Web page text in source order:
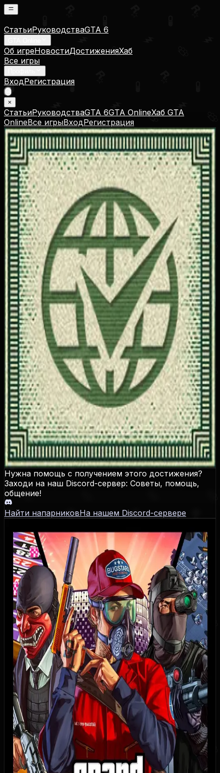
СтатьиРуководстваGTA 6
Об игреНовостиДостиженияХаб
Все игры
ВходРегистрация
×
СтатьиРуководстваGTA 6GTA OnlineХаб GTA
OnlineВсе игрыВходРегистрация
В начале пути
Getting Started
20 Бронзовый трофей
Описание достижения
GTA Online: организуйте ограбление «Судный день»
Нужна помощь с получением этого достижения?
Заходи на наш Discord-сервер: Советы, помощь,
общение!
Найти напарниковНа нашем Discord-сервере
Grand Theft Auto Online
Даты выхода
PS3:01.10.2013 ,Xbox 360:01.10.2013 PS4
18.11.2014
Xbox One:18.11.2014,PC:14.04.2015,PS5:
15.03.2022
Xbox Series:15.03.2022
Достижения / Трофеи